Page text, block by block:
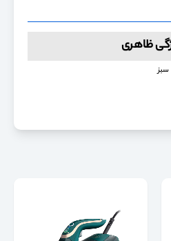
ظاهری
سبز